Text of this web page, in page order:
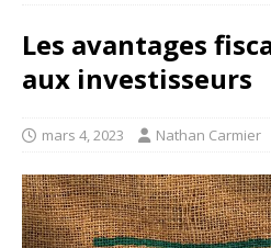
Les avantages
aux investisseurs
mars 4, 2023 Nathan Carmier